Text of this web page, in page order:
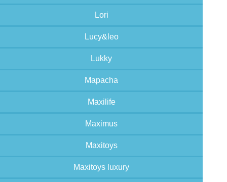
Lori
Lucy&leo
Lukky
Mapacha
Maxilife
Maximus
Maxitoys
Maxitoys luxury